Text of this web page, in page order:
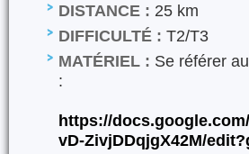
DISTANCE : 25 km
DIFFICULTÉ : T2/T3
MATÉRIEL : Se référer
:
https://
vD-ZivjDDqjgX42M/